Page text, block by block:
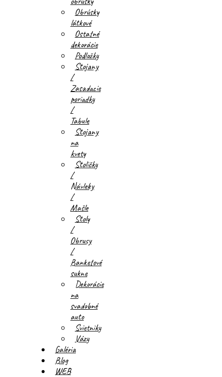
Obrúsky
látkové
Ostatné
dekorácie
Podložky
Stojany
/
Zasadacie
poriadky
/
Tabule
Stojany
na
kvety
Stoličky
/
Návleky
/
Mašle
Stoly
/
Obrusy
/
Banketové
sukne
Dekorácie
na
svadobné
auto
Svietniky
Vázy
Galéria
Blog
WEB